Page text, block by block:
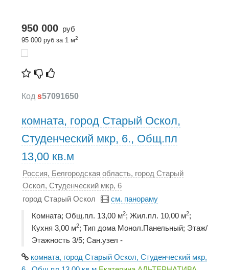
950 000 руб
95 000 руб за 1 м2
Код s57091650
комната, город Старый Оскол,
Студенческий мкр, 6., Общ.пл
13,00 кв.м
Россия, Белгородская область, город Старый
Оскол, Студенческий мкр, 6
город Старый Оскол
см. панораму
Комната; Общ.пл. 13,00 м2; Жил.пл. 10,00 м2;
Кухня 3,00 м2; Тип дома Монол.Панельный; Этаж/
Этажность 3/5; Сан.узел -
комната, город Старый Оскол, Студенческий мкр,